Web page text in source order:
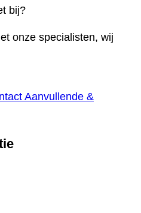
bij?
onze specialisten, wij
Aanvullende &